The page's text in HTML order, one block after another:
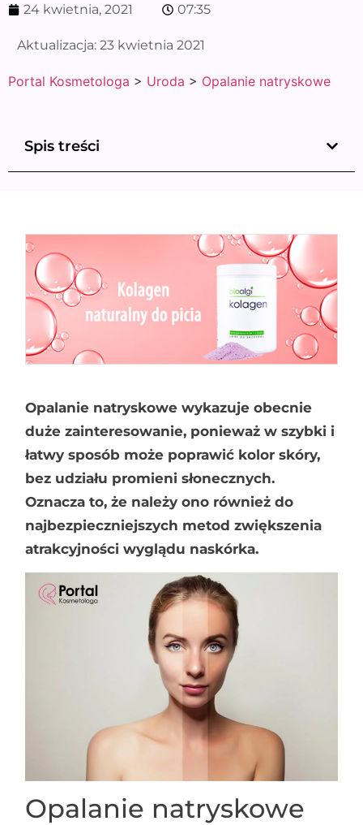
24 kwietnia, 2021 07:35
Aktualizacja: 23 kwietnia 2021
Portal Kosmetologa > Uroda > Opalanie natryskowe
Spis treści
Opalanie natryskowe wykazuje obecnie
duże zainteresowanie, ponieważ w szybki i
łatwy sposób może poprawić kolor skóry,
bez udziału promieni słonecznych.
Oznacza to, że należy ono również do
najbezpieczniejszych metod zwiększenia
atrakcyjności wyglądu naskórka.
Opalanie natryskowe